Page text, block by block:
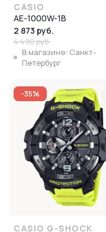
CASIO
AE-1000W-1B
2 873 руб.
4 490 руб.
В магазине: Санкт-
Петербург
-35%
CASIO G-SHOCK